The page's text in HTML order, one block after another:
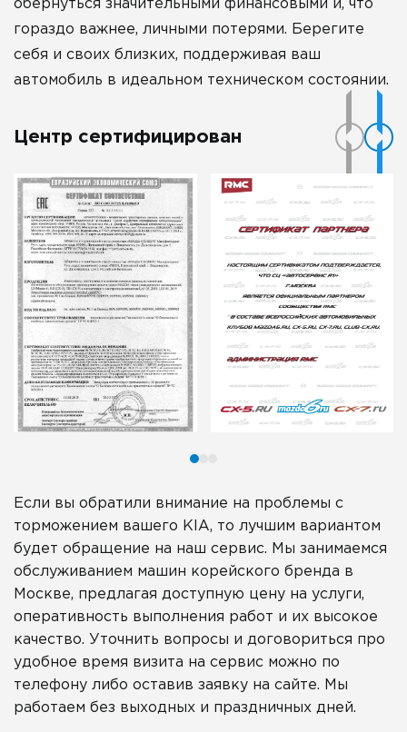
обернуться значительными финансовыми и, что
гораздо важнее, личными потерями. Берегите
себя и своих близких, поддерживая ваш
автомобиль в идеальном техническом состоянии.
Центр сертифицирован
Если вы обратили внимание на проблемы с
торможением вашего KIA, то лучшим вариантом
будет обращение на наш сервис. Мы занимаемся
обслуживанием машин корейского бренда в
Москве, предлагая доступную цену на услуги,
оперативность выполнения работ и их высокое
качество. Уточнить вопросы и договориться про
удобное время визита на сервис можно по
телефону либо оставив заявку на сайте. Мы
работаем без выходных и праздничных дней.